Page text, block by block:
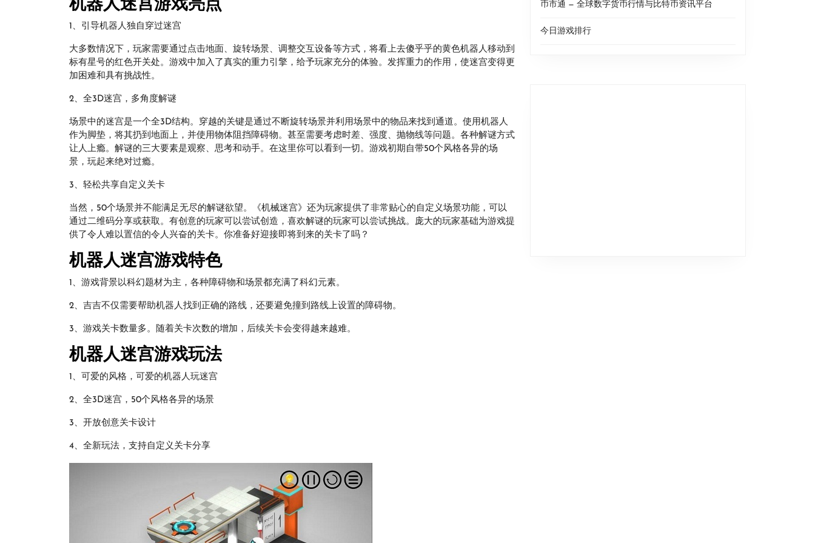
机器人迷宫游戏亮点
1、引导机器人独自穿过迷宫
大多数情况下，玩家需要通过点击地面、旋转场景、调整交互设备等方式，将看上去傻乎乎的黄色机器人移动到
标有星号的红色开关处。游戏中加入了真实的重力引擎，给予玩家充分的体验。发挥重力的作用，使迷宫变得更
加困难和具有挑战性。
2、全3D迷宫，多角度解谜
场景中的迷宫是一个全3D结构。穿越的关键是通过不断旋转场景并利用场景中的物品来找到通道。使用机器人
作为脚垫，将其扔到地面上，并使用物体阻挡障碍物。甚至需要考虑时差、强度、抛物线等问题。各种解谜方式
让人上瘾。解谜的三大要素是观察、思考和动手。在这里你可以看到一切。游戏初期自带50个风格各异的场
景，玩起来绝对过瘾。
3、轻松共享自定义关卡
当然，50个场景并不能满足无尽的解谜欲望。《机械迷宫》还为玩家提供了非常贴心的自定义场景功能，可以
通过二维码分享或获取。有创意的玩家可以尝试创造，喜欢解谜的玩家可以尝试挑战。庞大的玩家基础为游戏提
供了令人难以置信的令人兴奋的关卡。你准备好迎接即将到来的关卡了吗？
机器人迷宫游戏特色
1、游戏背景以科幻题材为主，各种障碍物和场景都充满了科幻元素。
2、吉吉不仅需要帮助机器人找到正确的路线，还要避免撞到路线上设置的障碍物。
3、游戏关卡数量多。随着关卡次数的增加，后续关卡会变得越来越难。
机器人迷宫游戏玩法
1、可爱的风格，可爱的机器人玩迷宫
2、全3D迷宫，50个风格各异的场景
3、开放创意关卡设计
4、全新玩法，支持自定义关卡分享
币市通 — 全球数字货币行情与比特币资讯平台
今日游戏排行